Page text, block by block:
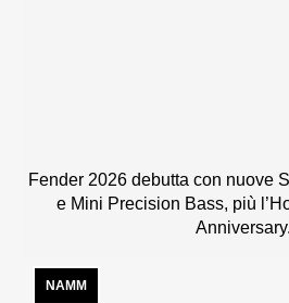
Fender 2026 debutta con nuove
e Mini Precision Bass, più
Anniversary.
NAMM